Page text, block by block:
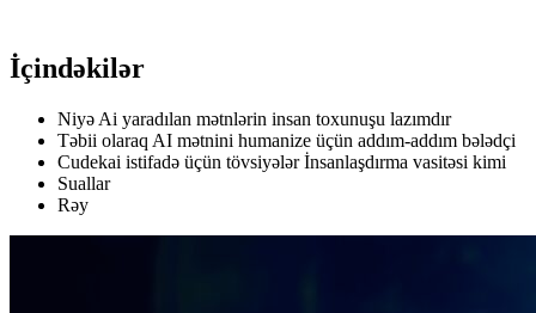
İçindəkilər
Niyə Ai yaradılan mətnlərin insan toxunuşu lazımdır
Təbii olaraq AI mətnini humanize üçün addım-addım bələdçi
Cudekai istifadə üçün tövsiyələr İnsanlaşdırma vasitəsi kimi
Suallar
Rəy